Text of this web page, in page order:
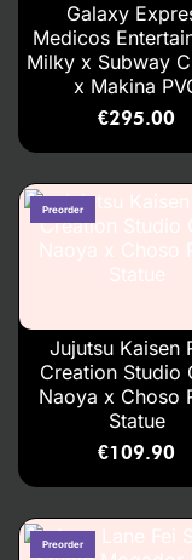
Galaxy
Medicos
Milky x Subway
x Makina
€295.00
Jujutsu Kaisen
Creation Studio
Naoya x Choso
Statue
€109.90